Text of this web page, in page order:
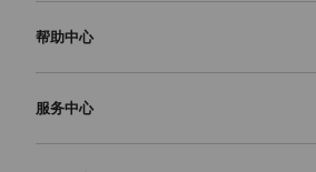
帮助中心
常见问题解答
服务中心